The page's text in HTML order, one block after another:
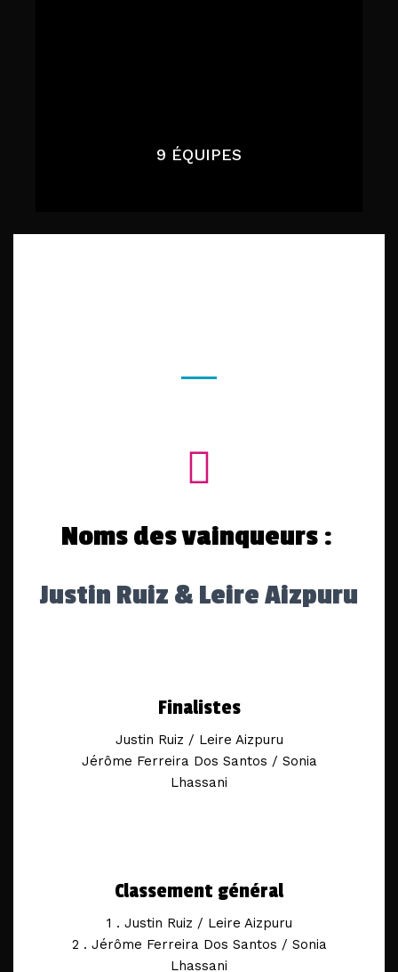
9 ÉQUIPES
Noms des vainqueurs :
Justin Ruiz & Leire Aizpuru
Finalistes
Justin Ruiz / Leire Aizpuru
Jérôme Ferreira Dos Santos / Sonia
Lhassani
Classement général
1 . Justin Ruiz / Leire Aizpuru
2 . Jérôme Ferreira Dos Santos / Sonia
Lhassani